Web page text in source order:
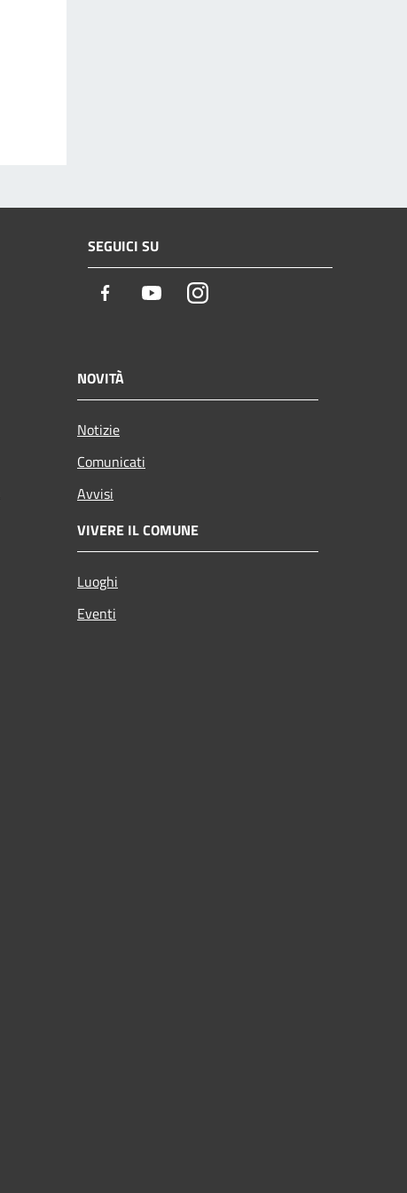
SEGUICI SU
Facebook YoutubeInstagram
NOVITÀ
Notizie
Comunicati
Avvisi
VIVERE IL COMUNE
Luoghi
Eventi